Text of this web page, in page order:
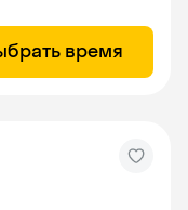
время